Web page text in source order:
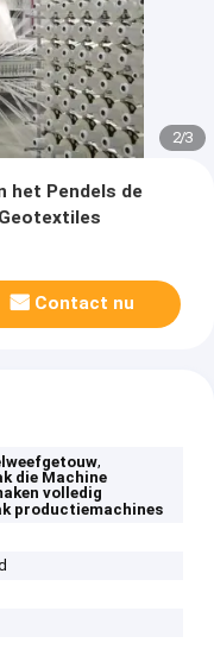
2/3
het Pendels de
Contact nu
,
die Machine
volledig
productiemachines